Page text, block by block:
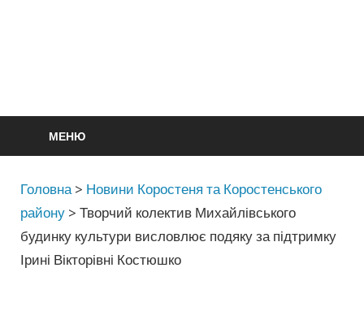
МЕНЮ
Головна > Новини Коростеня та Коростенського
району >Творчий колектив Михайлівського
будинку культури висловлює подяку за підтримку
Ірині Вікторівні Костюшко